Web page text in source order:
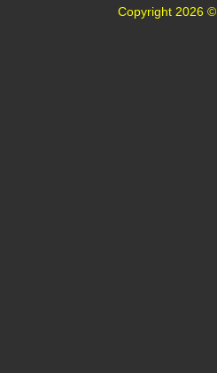
Copyright 2026 ©